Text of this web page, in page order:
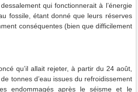
qui fonctionnerait à l’énergie
fossile, étant donné que leurs réserves
conséquentes (bien que difficilement
qu’il allait rejeter, à partir du 24 août,
tonnes d’eau issues du refroidissement
endommagés après le séisme et le